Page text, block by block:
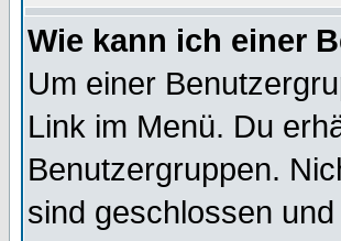
Wie kann ich einer
Um einer
Link im Menü. Du
Benutzergruppen.
sind geschlossen